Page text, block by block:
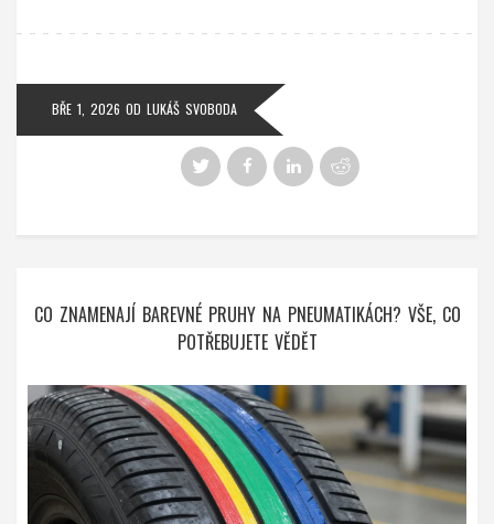
BŘE 1, 2026 OD LUKÁŠ SVOBODA
CO ZNAMENAJÍ BAREVNÉ PRUHY NA PNEUMATIKÁCH? VŠE, CO
POTŘEBUJETE VĚDĚT